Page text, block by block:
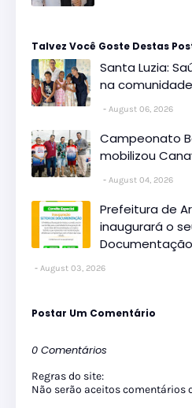
Talvez Você Goste Destas
Santa Luzia:
na
August 06, 2026
Campeonato
mobilizou
August 04, 2026
Prefeitura de
inaugurará o
August 03, 2026
Postar Um Comentário
0 Comentários
Regras do site:
Não serão aceitos comentários